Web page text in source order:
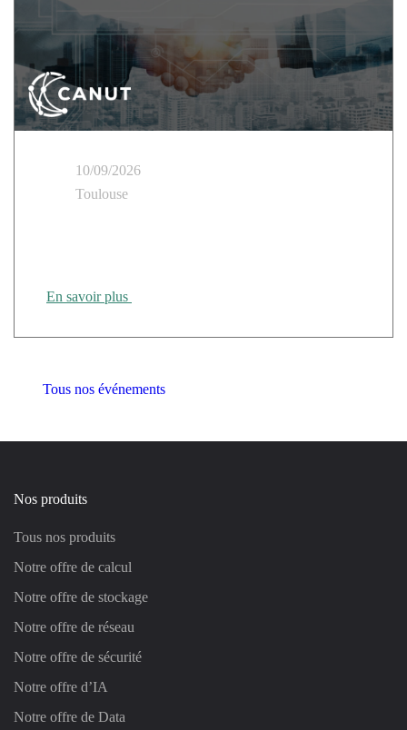
10/09/2026
Toulouse
En savoir plus
Tous nos événements
Nos produits
Tous nos produits
Notre offre de calcul
Notre offre de stockage
Notre offre de réseau
Notre offre de sécurité
Notre offre d’IA
Notre offre de Data